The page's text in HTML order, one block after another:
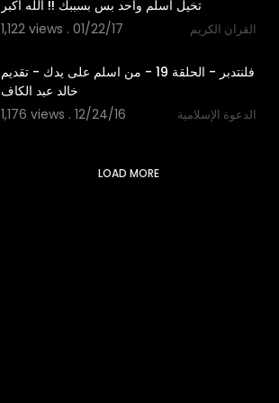
‫تخيل اسلم واحد بس بسببك !! الله أكبر‬‎
1,122 views . 01/22/17
القران الكريم
‫فلنتدبر - الحلقة 19 - من اسلم على يدك - تقديم
1,176 views . 12/24/16
الدعوة الإسلامية
LOAD MORE